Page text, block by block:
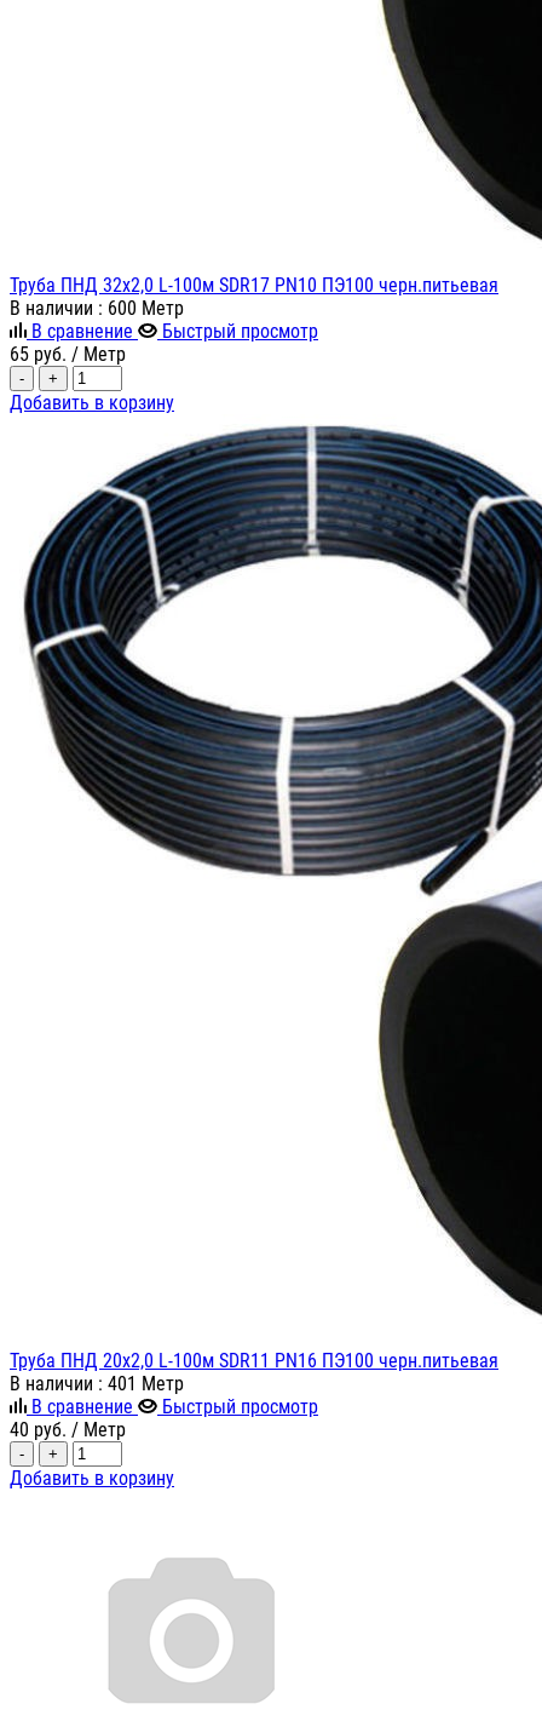
Труба ПНД 32x2,0 L-100м SDR17 PN10 ПЭ100 черн.питьевая
В наличии : 600 Метр
В сравнение
Быстрый просмотр
65 руб. / Метр
- +
Добавить в корзину
Труба ПНД 20х2,0 L-100м SDR11 PN16 ПЭ100 черн.питьевая
В наличии : 401 Метр
В сравнение
Быстрый просмотр
40 руб. / Метр
- +
Добавить в корзину